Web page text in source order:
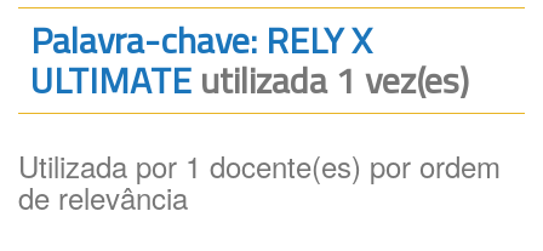
Legislação
Canais
Palavra-chave: RELY X
ULTIMATEutilizada 1 vez(es)
Utilizada por 1 docente(es) por ordem
de relevância